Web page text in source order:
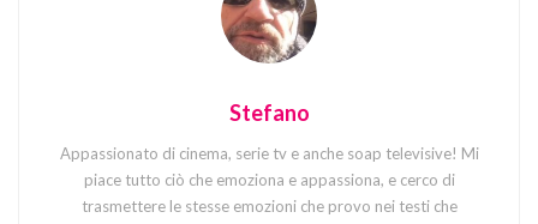
Stefano
Appassionato di cinema, serie tv e anche soap televisive! Mi
piace tutto ciò che emoziona e appassiona, e cerco di
trasmettere le stesse emozioni che provo nei testi che